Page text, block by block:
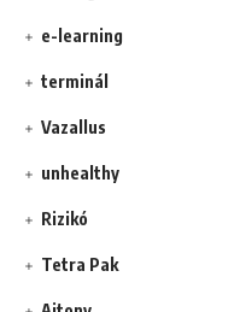
e-learning
terminál
Vazallus
unhealthy
Rizikó
Tetra Pak